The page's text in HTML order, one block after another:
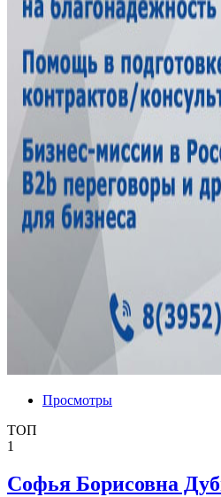
Просмотры
ТОП
1
Софья Борисовна